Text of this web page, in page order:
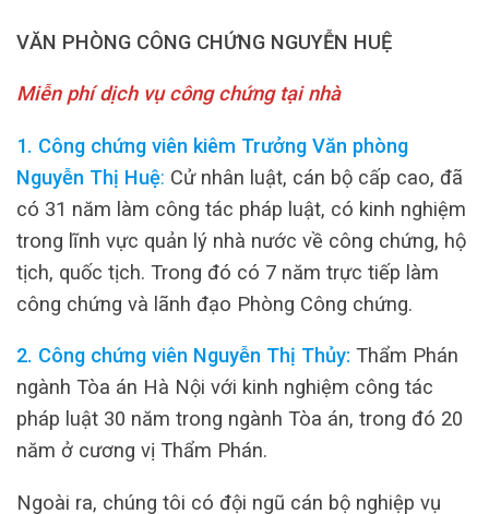
VĂN PHÒNG CÔNG CHỨNG NGUYỄN HUỆ
Miễn phí dịch vụ công chứng tại nhà
1. Công chứng viên kiêm Trưởng Văn phòng
Nguyễn Thị Huệ: Cử nhân luật, cán bộ cấp cao, đã
có 31 năm làm công tác pháp luật, có kinh nghiệm
trong lĩnh vực quản lý nhà nước về công chứng, hộ
tịch, quốc tịch. Trong đó có 7 năm trực tiếp làm
công chứng và lãnh đạo Phòng Công chứng.
2. Công chứng viên Nguyễn Thị Thủy: Thẩm Phán
ngành Tòa án Hà Nội với kinh nghiệm công tác
pháp luật 30 năm trong ngành Tòa án, trong đó 20
năm ở cương vị Thẩm Phán.
Ngoài ra, chúng tôi có đội ngũ cán bộ nghiệp vụ